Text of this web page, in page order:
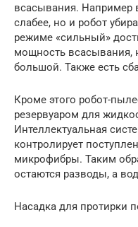
всасывания.
слабее, но и робот
режиме «сильный»
мощность всасывания,
большой. Также есть
Кроме этого робот-
резервуаром для
Интеллектуальная
контролирует
микрофибры. Таким
остаются разводы, а
Насадка для протирки